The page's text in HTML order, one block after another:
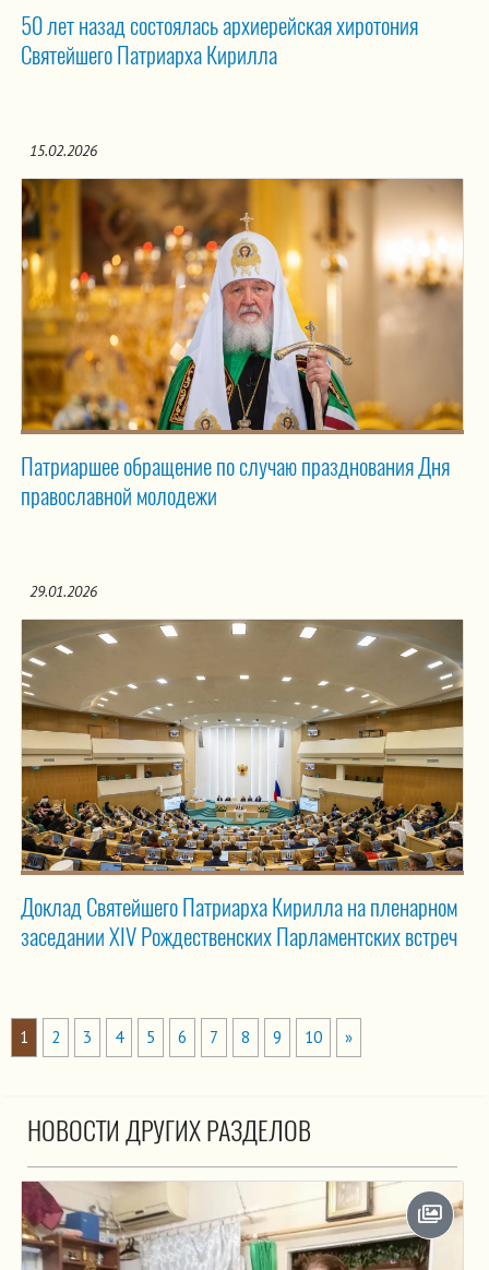
50 лет назад состоялась архиерейская хиротония
Святейшего Патриарха Кирилла
15.02.2026
Патриаршее обращение по случаю празднования Дня
православной молодежи
29.01.2026
Доклад Святейшего Патриарха Кирилла на пленарном
заседании XIV Рождественских Парламентских встреч
1 2 3 4 5 6 7 8 9 10 »
НОВОСТИ ДРУГИХ РАЗДЕЛОВ